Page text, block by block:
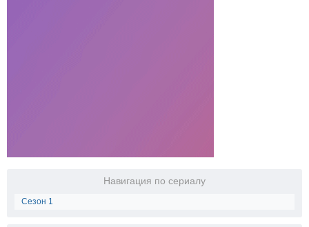
Навигация по сериалу
Сезон 1